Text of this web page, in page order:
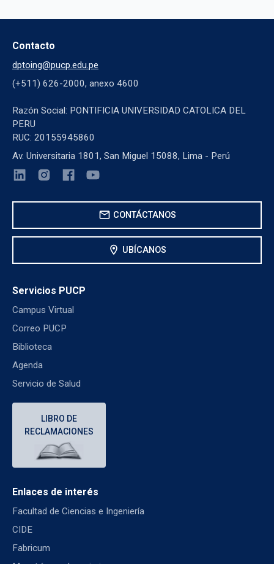
Contacto
dptoing@pucp.edu.pe
(+511) 626-2000, anexo 4600
Razón Social: PONTIFICIA UNIVERSIDAD CATOLICA DEL
PERU
RUC: 20155945860
Av. Universitaria 1801, San Miguel 15088, Lima - Perú
mail CONTÁCTANOS
location_on UBÍCANOS
Servicios PUCP
Campus Virtual
Correo PUCP
Biblioteca
Agenda
Servicio de Salud
LIBRO DE
RECLAMACIONES
Enlaces de interés
Facultad de Ciencias e Ingeniería
CIDE
Fabricum